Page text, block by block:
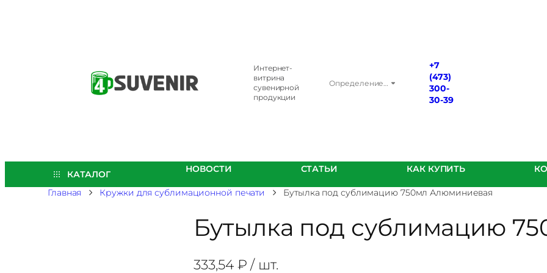
Интернет-
витрина
сувенирной
продукции
Определение…
+7
(473)
300-
30-39
КАТАЛОГ НОВОСТИ СТАТЬИ КАК КУПИТЬ
Главная Кружки для сублимационной печати Бутылка под сублимацию 750мл Алюминиевая
Бутылка под сублимацию
333,54 ₽ / шт.